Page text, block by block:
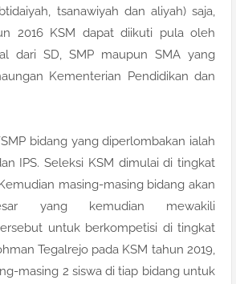
tsanawiyah dan aliyah) saja,
2016 KSM dapat diikuti pula oleh
dari SD, SMP maupun SMA yang
Kementerian Pendidikan dan
bidang yang diperlombakan ialah
IPS. Seleksi KSM dimulai di tingkat
masing-masing bidang akan
yang kemudian mewakili
untuk berkompetisi di tingkat
Tegalrejo pada KSM tahun 2019,
masing 2 siswa di tiap bidang untuk